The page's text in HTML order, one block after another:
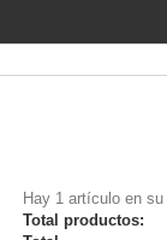
Hay 1 artículo en su
Total productos: